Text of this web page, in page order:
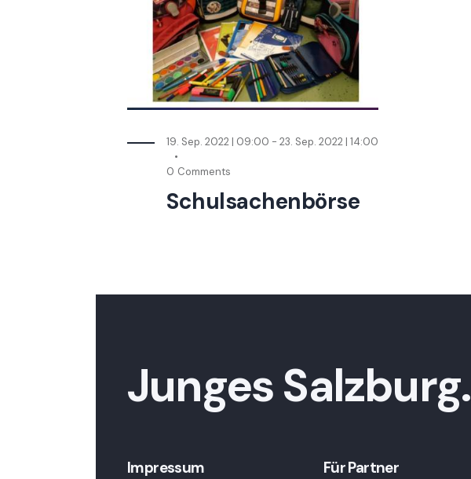
19. Sep. 2022 | 09:00 - 23. Sep. 2022 | 14:00
0 Comments
Schulsachenbörse
Junges Salzburg.
Impressum Für Partner